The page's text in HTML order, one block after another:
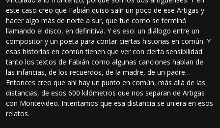
este caso creo que Fabián quiso salir un poco de ese Artigas y
hacer algo más de norte a sur, que fue como se terminó
llamando el disco, en definitiva. Y es eso: un diálogo entre un
compositor y un poeta para contar ciertas historias en común. Y
esas historias en común tienen que ver con cierta sensibilidad:
tanto los textos de Fabián como algunas canciones hablan de
las infancias, de los recuerdos, de la madre, de un padre…
Entonces creo que ahí hay un punto en común, más allá de las
distancias, de esos 600 kilómetros que nos separan de Artigas
con Montevideo. Intentamos que esa distancia se uniera en esos
relatos.